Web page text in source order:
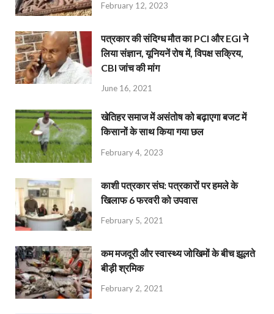
February 12, 2023
पत्रकार की संदिग्ध मौत का PCI और EGI ने
लिया संज्ञान, यूनियनें रोष में, विपक्ष सक्रिय,
CBI जांच की मांग
June 16, 2021
खेतिहर समाज में असंतोष को बढ़ाएगा बजट में
किसानों के साथ किया गया छल
February 4, 2023
काशी पत्रकार संघ: पत्रकारों पर हमले के
खिलाफ 6 फरवरी को उपवास
February 5, 2021
कम मजदूरी और स्वास्थ्य जोखिमों के बीच झूलते
बीड़ी श्रमिक
February 2, 2021